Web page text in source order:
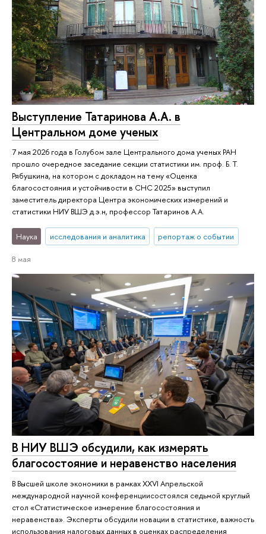
Выступление Татаринова А.А. в
Центральном доме ученых
7 мая 2026 года в Голубом зале Центрального дома ученых РАН
прошло очередное заседание секции статистики им. проф. Б. Т.
Рябушкина, на котором с докладом на тему «Оценка
благосостояния и устойчивости в СНС 2025» выступил
заместитель директора Центра экономических измерений и
статистики НИУ ВШЭ д.э.н, профессор Татаринов А.А.
Наука исследования и аналитика репортаж о событии
8 мая
В НИУ ВШЭ обсудили, как измерять
благосостояние и неравенство населения
В Высшей школе экономики в рамках XXVI Апрельской
международной научной конференциисостоялся седьмой круглый
стол «Статистическое измерение благосостояния и
неравенства». Эксперты обсудили новации в статистике, важность
использования налоговых данных в оценках распределения